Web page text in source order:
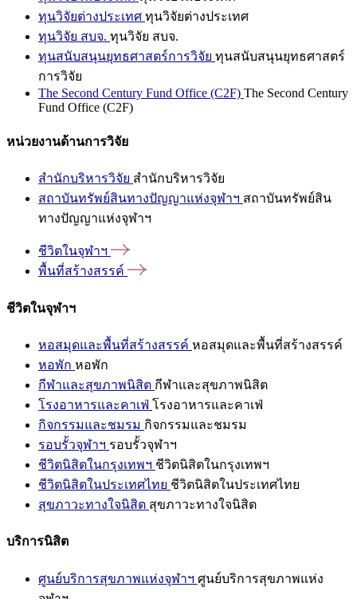
ทุนวิจัยต่างประเทศ ทุนวิจัยต่างประเทศ
ทุนวิจัย สบจ. ทุนวิจัย สบจ.
ทุนสนับสนุนยุทธศาสตร์การวิจัย ทุนสนับสนุนยุทธศาสตร์
การวิจัย
The Second Century Fund Office (C2F) The Second Century
Fund Office (C2F)
หน่วยงานด้านการวิจัย
สำนักบริหารวิจัย สำนักบริหารวิจัย
สถาบันทรัพย์สินทางปัญญาแห่งจุฬาฯ สถาบันทรัพย์สิน
ทางปัญญาแห่งจุฬาฯ
ชีวิตในจุฬาฯ
พื้นที่สร้างสรรค์
ชีวิตในจุฬาฯ
หอสมุดและพื้นที่สร้างสรรค์ หอสมุดและพื้นที่สร้างสรรค์
หอพัก หอพัก
กีฬาและสุขภาพนิสิต กีฬาและสุขภาพนิสิต
โรงอาหารและคาเฟ่ โรงอาหารและคาเฟ่
กิจกรรมและชมรม กิจกรรมและชมรม
รอบรั้วจุฬาฯ รอบรั้วจุฬาฯ
ชีวิตนิสิตในกรุงเทพฯ ชีวิตนิสิตในกรุงเทพฯ
ชีวิตนิสิตในประเทศไทย ชีวิตนิสิตในประเทศไทย
สุขภาวะทางใจนิสิต สุขภาวะทางใจนิสิต
บริการนิสิต
ศูนย์บริการสุขภาพแห่งจุฬาฯ ศูนย์บริการสุขภาพแห่ง